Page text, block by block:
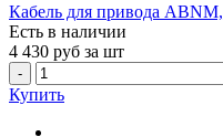
Кабель для привода
Есть в наличии
4 430 руб за шт
-
Купить